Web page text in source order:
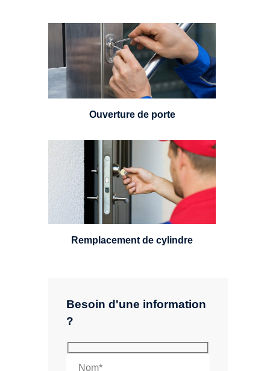
Besoin d'une information
?
Vous avez perdu vos clés ou la
porte s'est refermée derrière vous
? Un serrurier est disponible
24h/7.
Ouverture de porte
Un serrurier sera en mesure de
choisir et remplacer un cylindre
standard, à 5 leviers ou à 3
leviers, Mul-T-Lock ou encore
multipoints.
Remplacement de cylindre